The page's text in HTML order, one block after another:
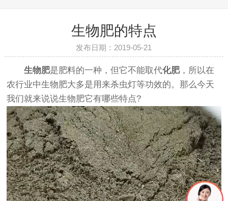
生物肥的特点
发布日期：2019-05-21
生物肥是肥料的一种，但它不能取代化肥，所以在
农行业中生物肥大多是用来杀虫灯等功效的。那么今天
我们就来说说生物肥它有哪些特点?